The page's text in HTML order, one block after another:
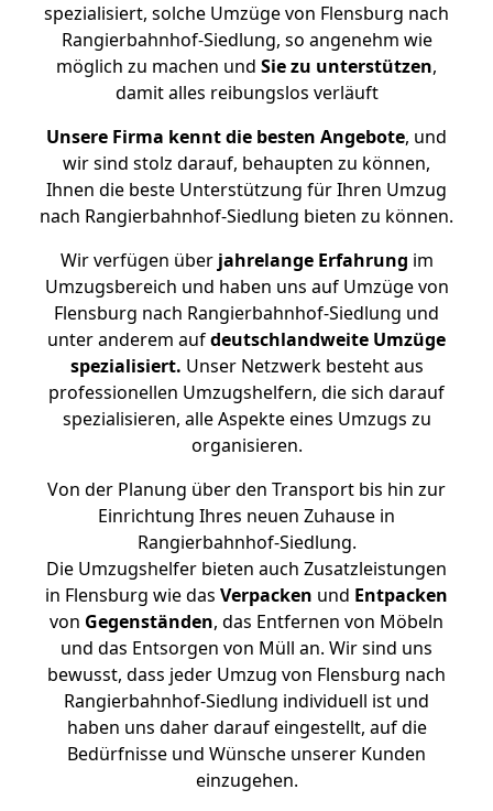
spezialisiert, solche Umzüge von Flensburg nach
Rangierbahnhof-Siedlung, so angenehm wie
möglich zu machen und Sie zu unterstützen,
damit alles reibungslos verläuft
Unsere Firma kennt die besten Angebote, und
wir sind stolz darauf, behaupten zu können,
Ihnen die beste Unterstützung für Ihren Umzug
nach Rangierbahnhof-Siedlung bieten zu können.
Wir verfügen überjahrelange Erfahrung im
Umzugsbereich und haben uns auf Umzüge von
Flensburg nach Rangierbahnhof-Siedlung und
unter anderem aufdeutschlandweite Umzüge
spezialisiert. Unser Netzwerk besteht aus
professionellen Umzugshelfern, die sich darauf
spezialisieren, alle Aspekte eines Umzugs zu
organisieren.
Von der Planung über den Transport bis hin zur
Einrichtung Ihres neuen Zuhause in
Rangierbahnhof-Siedlung.
Die Umzugshelfer bieten auch Zusatzleistungen
in Flensburg wie das Verpacken und Entpacken
von Gegenständen, das Entfernen von Möbeln
und das Entsorgen von Müll an. Wir sind uns
bewusst, dass jeder Umzug von Flensburg nach
Rangierbahnhof-Siedlung individuell ist und
haben uns daher darauf eingestellt, auf die
Bedürfnisse und Wünsche unserer Kunden
einzugehen.